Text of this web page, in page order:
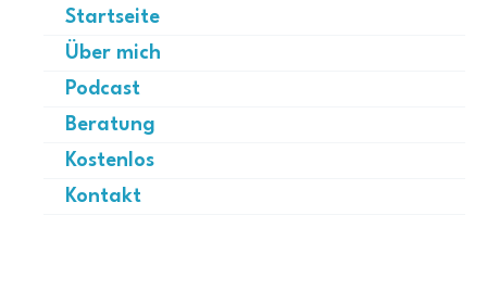
springen
Startseite
Über mich
Podcast
Beratung
Kostenlos
Kontakt